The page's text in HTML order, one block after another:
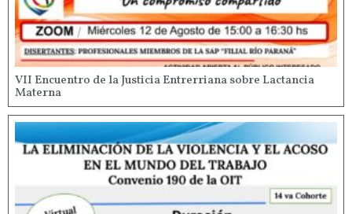
VII Encuentro de la Justicia Entrerriana sobre Lactancia
Materna